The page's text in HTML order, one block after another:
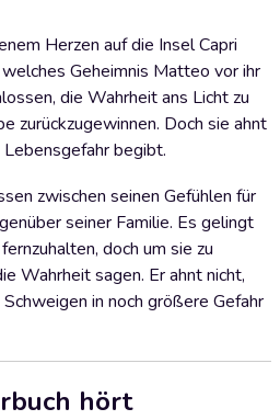
Herzen auf die Insel Capri
Geheimnis Matteo vor ihr
die Wahrheit ans Licht zu
zurückzugewinnen. Doch sie ahnt
begibt.
zwischen seinen Gefühlen für
seiner Familie. Es gelingt
doch um sie zu
Wahrheit sagen. Er ahnt nicht,
in noch größere Gefahr
hört